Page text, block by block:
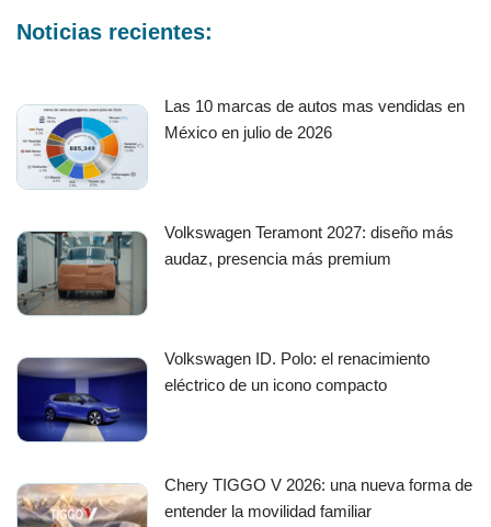
Noticias recientes:
Las 10 marcas de autos mas vendidas en
México en julio de 2026
Volkswagen Teramont 2027: diseño más
audaz, presencia más premium
Volkswagen ID. Polo: el renacimiento
eléctrico de un icono compacto
Chery TIGGO V 2026: una nueva forma de
entender la movilidad familiar